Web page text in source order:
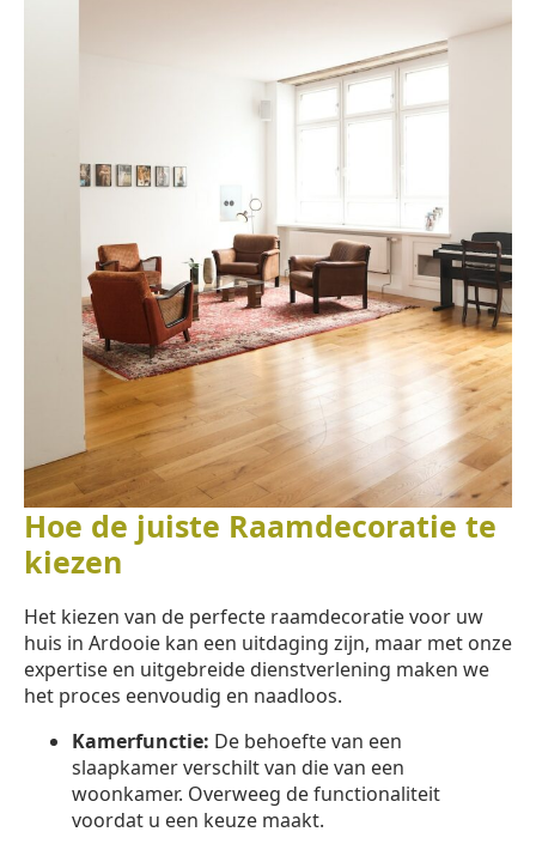
Hoe de juiste Raamdecoratie te
kiezen
Het kiezen van de perfecte raamdecoratie voor uw
huis in Ardooie kan een uitdaging zijn, maar met onze
expertise en uitgebreide dienstverlening maken we
het proces eenvoudig en naadloos.
Kamerfunctie: De behoefte van een
slaapkamer verschilt van die van een
woonkamer. Overweeg de functionaliteit
voordat u een keuze maakt.